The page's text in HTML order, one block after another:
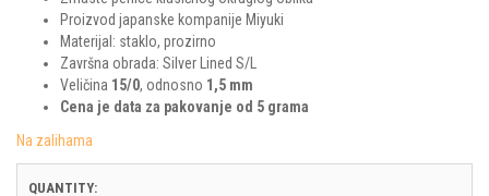
Proizvod japanske kompanije Miyuki
Materijal: staklo, prozirno
Završna obrada: Silver Lined S/L
Veličina 15/0, odnosno 1,5 mm
Cena je data za pakovanje od 5 grama
Na zalihama
QUANTITY: